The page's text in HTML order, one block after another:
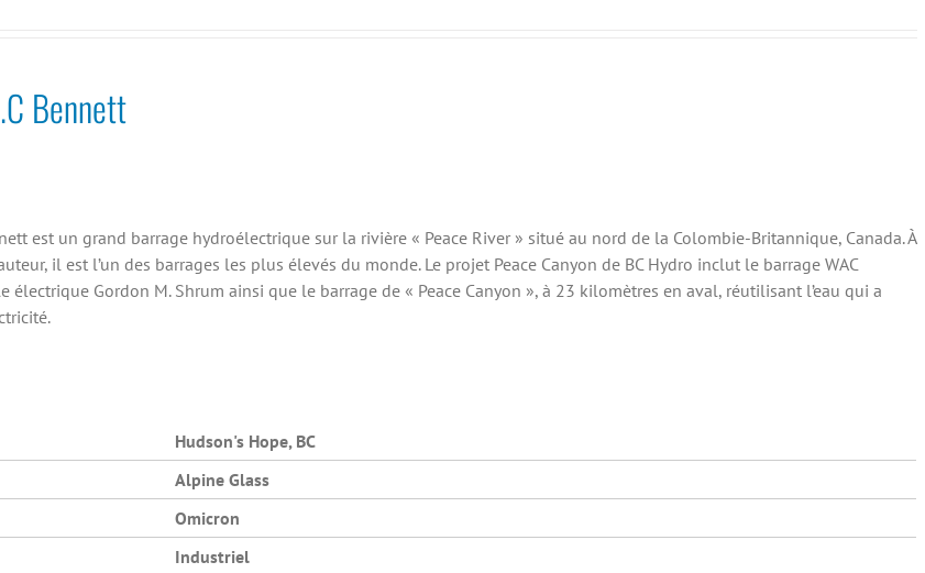
Bennett
est un grand barrage hydroélectrique sur la rivière « Peace River » situé au nord de la Colombie-Britannique, Canada. À
il est l’un des barrages les plus élevés du monde. Le projet Peace Canyon de BC Hydro inclut le barrage WAC
électrique Gordon M. Shrum ainsi que le barrage de « Peace Canyon », à 23 kilomètres en aval, réutilisant l’eau qui a
Hudson's Hope, BC
Alpine Glass
Omicron
Industriel